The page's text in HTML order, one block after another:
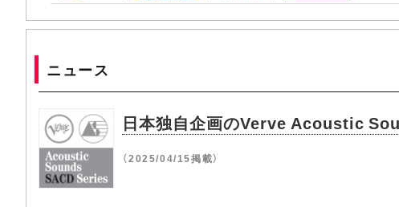
ニュース
日本独自企画のVerve Acoustic
（2025/04/15掲載）